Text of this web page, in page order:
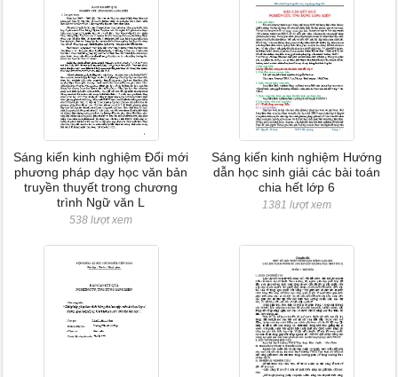
Sáng kiến kinh nghiệm Đổi mới
phương pháp dạy học văn bản
truyền thuyết trong chương
trình Ngữ văn L
538 lượt xem
Sáng kiến kinh nghiệm Hướng
dẫn học sinh giải các bài toán
chia hết lớp 6
1381 lượt xem